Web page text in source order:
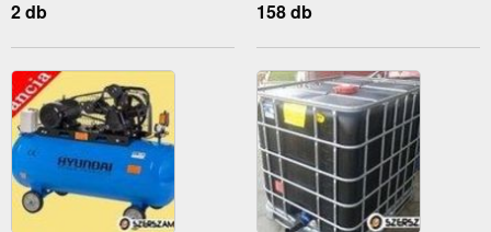
2 db 158 db